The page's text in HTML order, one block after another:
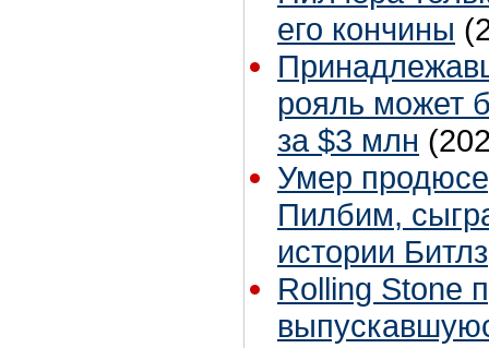
его кончины
рояль может
за $3 млн
Умер
Пилбим,
истории Битлз
Rolling Stone